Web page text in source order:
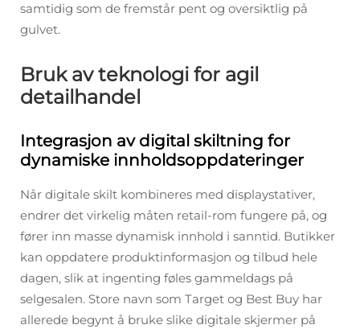
samtidig som de fremstår pent og oversiktlig på
gulvet.
Bruk av teknologi for agil
detailhandel
Integrasjon av digital skiltning for
dynamiske innholdsoppdateringer
Når digitale skilt kombineres med displaystativer,
endrer det virkelig måten retail-rom fungere på, og
fører inn masse dynamisk innhold i sanntid. Butikker
kan oppdatere produktinformasjon og tilbud hele
dagen, slik at ingenting føles gammeldags på
selgesalen. Store navn som Target og Best Buy har
allerede begynt å bruke slike digitale skjermer på